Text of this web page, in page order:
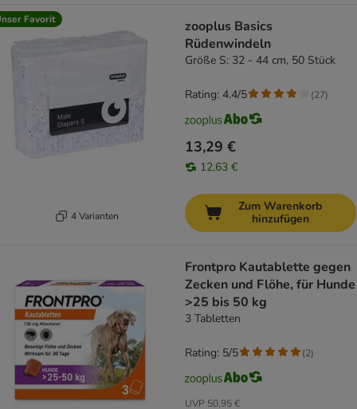
Favorit
4 Varianten
zooplus Basics
Rüdenwindeln
Größe S: 32 - 44 cm, 50 Stück
13,29 €
12,63 €
Rating: 4.4/5 (27)
Zum Warenkorb
hinzufügen
Frontpro Kautablette gegen
Zecken und Flöhe, für Hunde
>25 bis 50 kg
3 Tabletten
UVP 50,95 €
Rating: 5/5 (2)